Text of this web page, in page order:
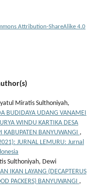
Attribution-ShareAlike 4.0
Miratis Sulthoniyah,
BUDIDAYA UDANG VANAMEI
WINDU KARTIKA DESA
KABUPATEN BANYUWANGI ,
JURNAL LEMURU: Jurnal
Sulthoniyah, Dewi
IKAN LAYANG (DECAPTERUS
PACKERS) BANYUWANGI ,